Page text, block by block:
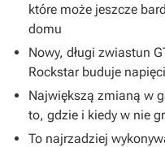
które może jeszcze
domu
Nowy, długi zwiastun
Rockstar buduje
Największą zmianą w
to, gdzie i kiedy w nie
To najrzadziej